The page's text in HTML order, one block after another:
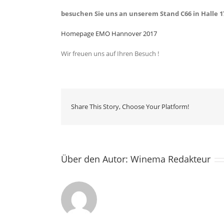
besuchen Sie uns an unserem Stand C66 in Halle
Homepage EMO Hannover 2017
Wir freuen uns auf Ihren Besuch !
Share This Story, Choose Your Platform!
Über den Autor: Winema Redakteur